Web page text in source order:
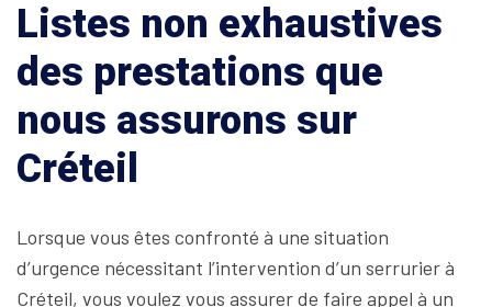
Listes non exhaustives
des prestations que
nous assurons sur
Créteil
Lorsque vous êtes confronté à une situation
d’urgence nécessitant l’intervention d’un serrurier à
Créteil, vous voulez vous assurer de faire appel à un